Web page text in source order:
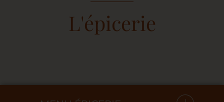
L'épicerie